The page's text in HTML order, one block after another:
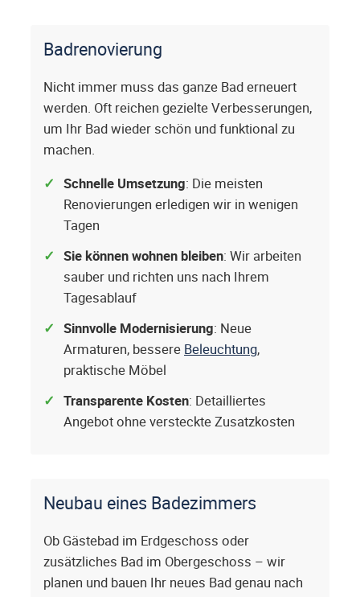
Badrenovierung
Nicht immer muss das ganze Bad erneuert
werden. Oft reichen gezielte Verbesserungen,
um Ihr Bad wieder schön und funktional zu
machen.
Schnelle Umsetzung: Die meisten
Renovierungen erledigen wir in wenigen
Tagen
Sie können wohnen bleiben: Wir arbeiten
sauber und richten uns nach Ihrem
Tagesablauf
Sinnvolle Modernisierung: Neue
Armaturen, bessere Beleuchtung,
praktische Möbel
Transparente Kosten: Detailliertes
Angebot ohne versteckte Zusatzkosten
Neubau eines Badezimmers
Ob Gästebad im Erdgeschoss oder
zusätzliches Bad im Obergeschoss – wir
planen und bauen Ihr neues Bad genau nach